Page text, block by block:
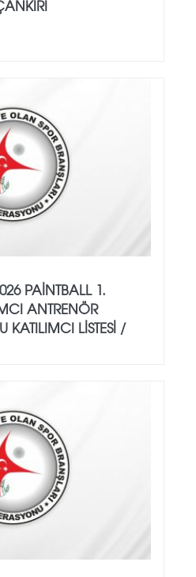
PAİNTBALL 1.
ANTRENÖR
KATILIMCI LİSTESİ /